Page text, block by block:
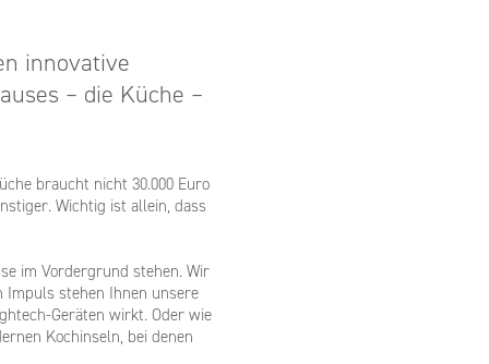
innovative
– die Küche –
braucht nicht 30.000 Euro
Wichtig ist allein, dass
im Vordergrund stehen. Wir
Impuls stehen Ihnen unsere
Geräten wirkt. Oder wie
Kochinseln, bei denen